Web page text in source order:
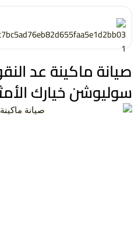
المحتوى
صيانة ماكينة عد
سوليوشن خيارك